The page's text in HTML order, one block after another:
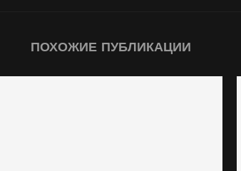
ПОХОЖИЕ ПУБЛИКАЦИИ